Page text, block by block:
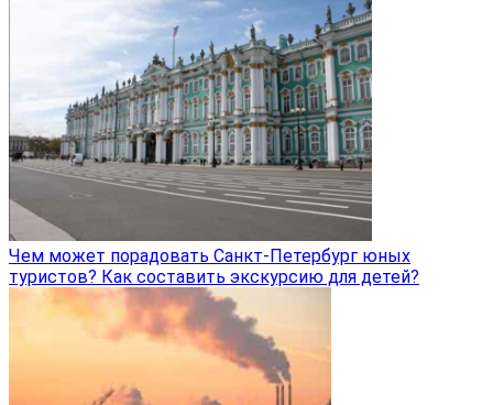
Чем может порадовать Санкт-Петербург юных
туристов? Как составить экскурсию для детей?